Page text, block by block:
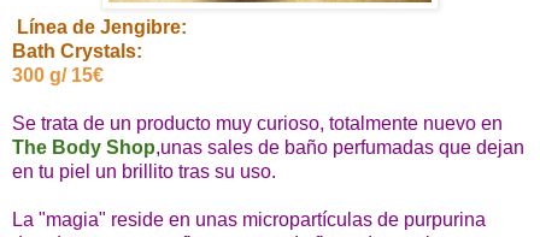
Línea de Jengibre:
Bath Crystals:
300 g/ 15€
Se trata de un producto muy curioso, totalmente nuevo en
The Body Shop,unas sales de baño perfumadas que dejan
en tu piel un brillito tras su uso.
La "magia" reside en unas micropartículas de purpurina